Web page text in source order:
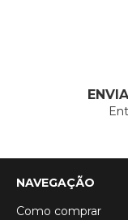
NAVEGAÇÃO
Como comprar